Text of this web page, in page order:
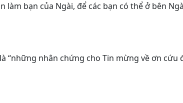
bạn của Ngài, để các bạn có thể ở bên
“những nhân chứng cho Tin mừng về ơn cứu